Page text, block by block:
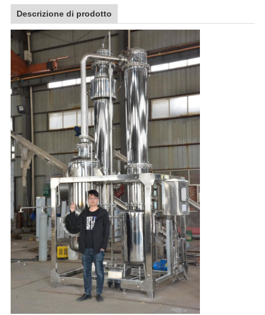
Descrizione di prodotto